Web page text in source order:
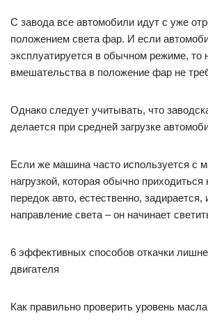
С завода все автомобили идут с уже
положением света фар. И если
эксплуатируется в обычном режиме, то
вмешательства в положение фар не
Однако следует учитывать, что
делается при средней загрузке
Если же машина часто используется с
нагрузкой, которая обычно
передок авто, естественно, задирается,
направление света – он начинает
6 эффективных способов откачки
двигателя
Как правильно проверить уровень